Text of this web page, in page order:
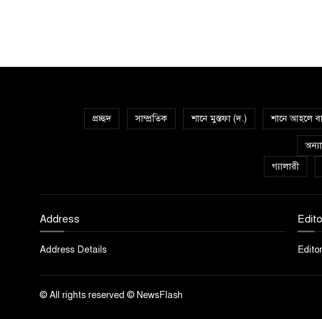
প্রচ্ছদ সাম্প্রতিক শানে মুস্তফা (দ.) শানে আহলে
গ্যালারী
Address
Address Details
© All rights reserved © NewsFlash